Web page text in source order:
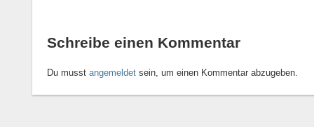
Schreibe einen Kommentar
Du musst angemeldet sein, um einen Kommentar abzugeben.